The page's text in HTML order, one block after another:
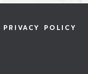
PRIVACY POLICY